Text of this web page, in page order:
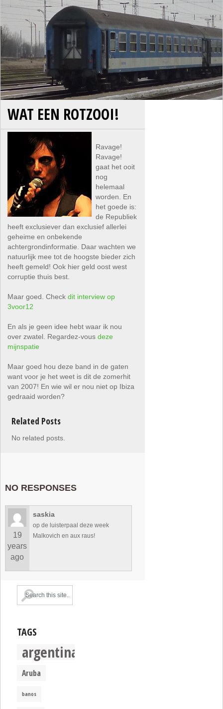
WAT EEN ROTZOOI!
Ravage!
Ravage!
gaat het ooit
nog
helemaal
worden. En
het goede is:
de Republiek
heeft exclusiever dan exclusief allerlei
geheime en onbekende
achtergrondinformatie. Daar wachten we
natuurlijk mee tot de hoogste bieder zich
heeft gemeld! Ook hier geld oost west
corruptie thuis best.
Maar goed. Checkdit interview op
3voor12
En als je geen idee hebt waar ik nou
over zwatel. Regardez-vousdeze
mijnspatie
Maar goed hou deze band in de gaten
want voor je het weet is dit de zomerhit
van 2007! En wie wil er nou niet op Ibiza
gedraaid worden?
Related Posts
No related posts.
NO RESPONSES
19
years
ago
saskia
op de luisterpaal deze week
Malkovich en aux raus!
TAGS
argentina
Aruba
banos